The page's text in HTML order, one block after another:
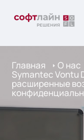
Главная О нас
Symantec Vontu
расширенные